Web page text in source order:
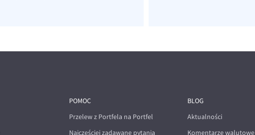
POMOC
Przelew z Portfela na Portfel
Najczęściej zadawane pytania
BLOG
Aktualności
Komentarze walutowe